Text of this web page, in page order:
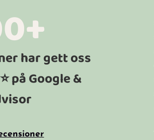
har gett oss
på Google &